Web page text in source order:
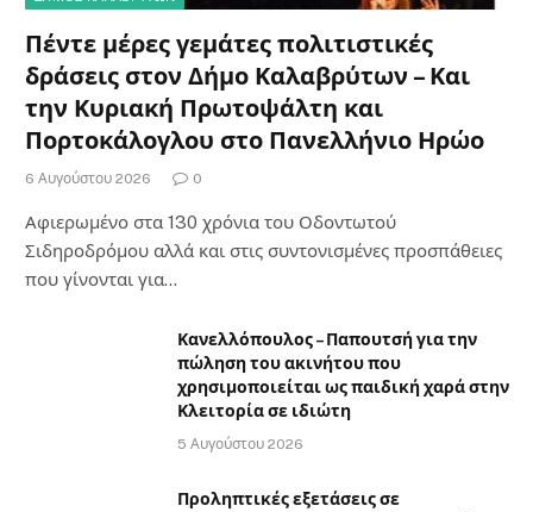
Πέντε μέρες γεμάτες πολιτιστικές
δράσεις στον Δήμο Καλαβρύτων – Και
την Κυριακή Πρωτοψάλτη και
Πορτοκάλογλου στο Πανελλήνιο Ηρώο
6 Αυγούστου 2026 0
Αφιερωμένο στα 130 χρόνια του Οδοντωτού
Σιδηροδρόμου αλλά και στις συντονισμένες προσπάθειες
που γίνονται για…
Κανελλόπουλος – Παπουτσή για την
πώληση του ακινήτου που
χρησιμοποιείται ως παιδική χαρά στην
Κλειτορία σε ιδιώτη
5 Αυγούστου 2026
Προληπτικές εξετάσεις σε